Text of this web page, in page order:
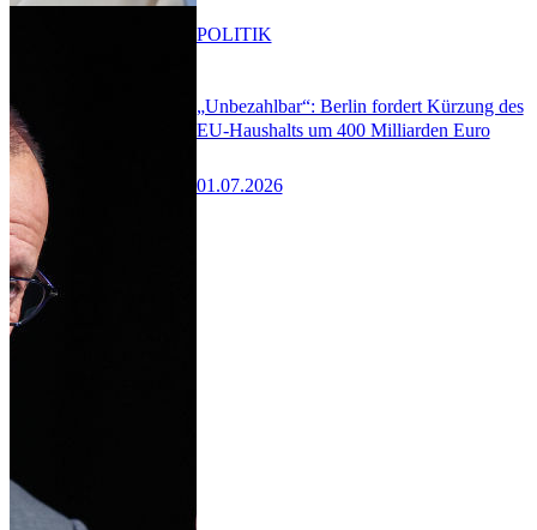
„Unbezahlbar“: Berlin fordert Kürzung des
EU-Haushalts um 400 Milliarden Euro
01.07.2026
POLITIK